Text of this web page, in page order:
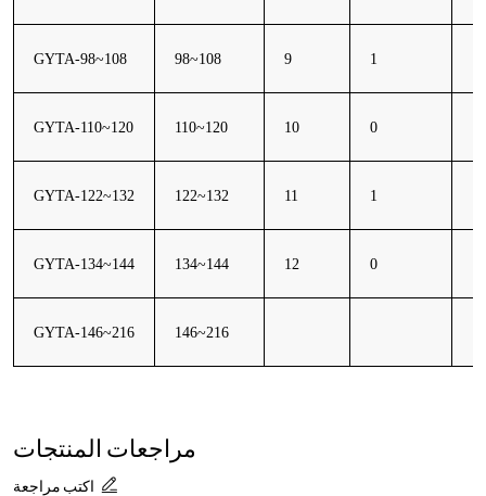
GYTA-98~108 98~108 9 1
GYTA-110~120 110~120 10 0
GYTA-122~132 122~132 11 1
GYTA-134~144 134~144 12 0
GYTA-146~216 146~216
مراجعات المنتجات
اكتب مراجعة